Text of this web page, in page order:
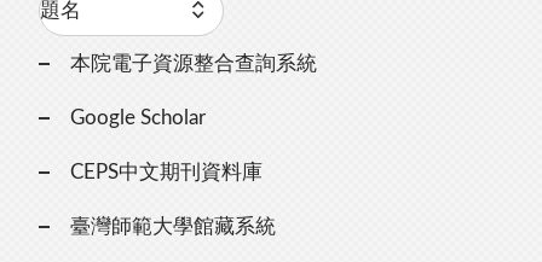
本院電子資源整合查詢系統
Google Scholar
CEPS中文期刊資料庫
臺灣師範大學館藏系統